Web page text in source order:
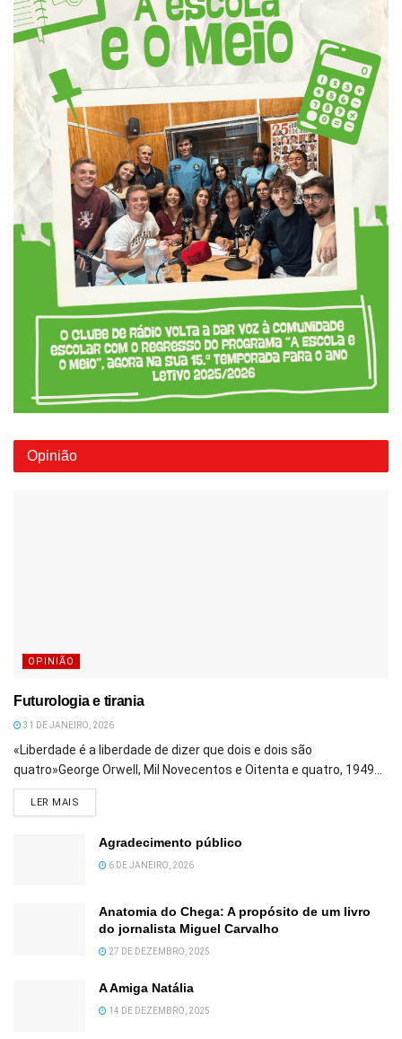
Opinião
OPINIÃO
Futurologia e tirania
31 DE JANEIRO, 2026
«Liberdade é a liberdade de dizer que dois e dois são
quatro»George Orwell, Mil Novecentos e Oitenta e quatro, 1949...
LER MAIS
Agradecimento público
6 DE JANEIRO, 2026
Anatomia do Chega: A propósito de um livro
do jornalista Miguel Carvalho
27 DE DEZEMBRO, 2025
A Amiga Natália
14 DE DEZEMBRO, 2025